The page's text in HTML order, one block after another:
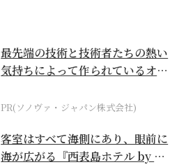
最先端の技術と技術者たちの熱い
気持ちによって作られているオー
PR(ソノヴァ・ジャパン株式会社)
客室はすべて海側にあり、眼前に
海が広がる『西表島ホテル by 星